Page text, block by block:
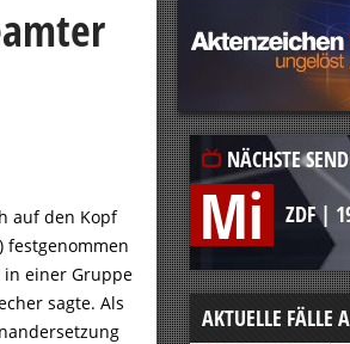
auf den Kopf
festgenommen
in einer Gruppe
sagte. Als
NÄCHSTE
Mi ZDF|
AKTUELLE FÄLLE